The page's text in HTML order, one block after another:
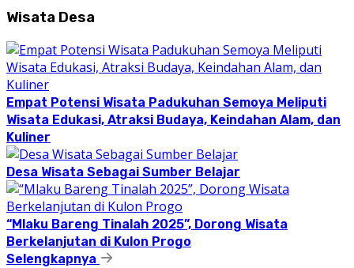
Wisata Desa
Empat Potensi Wisata Padukuhan Semoya Meliputi
Wisata Edukasi, Atraksi Budaya, Keindahan Alam, dan
Kuliner
Desa Wisata Sebagai Sumber Belajar
“Mlaku Bareng Tinalah 2025”, Dorong Wisata
Berkelanjutan di Kulon Progo
Selengkapnya